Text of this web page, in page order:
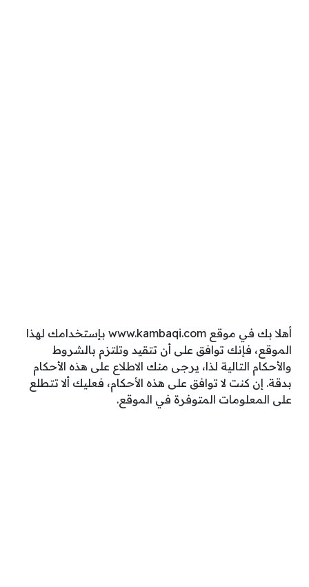
أهلا بك في موقع www.kambaqi.com بإستخدامك لهذا
الموقع، فإنك توافق على أن تتقيد وتلتزم بالشروط
والأحكام التالية لذا، يرجى منك الاطلاع على هذه الأحكام
بدقة. إن كنت لا توافق على هذه الأحكام، فعليك ألا تتطلع
على المعلومات المتوفرة في الموقع.